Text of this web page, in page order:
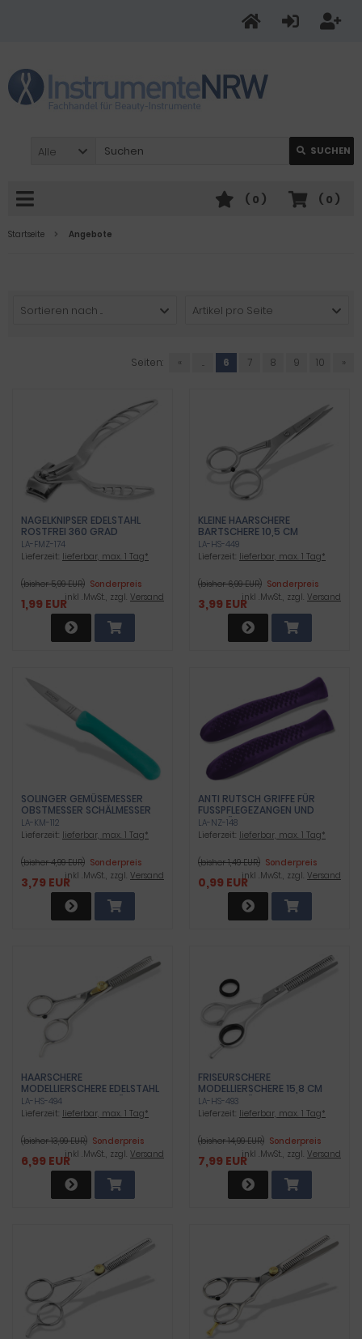
Alle SUCHEN
( 0 )
( 0 )
Startseite Angebote
Sortieren nach ... Artikel pro Seite
Seiten: « ... 6 7 8 9 10 »
NAGELKNIPSER EDELSTAHL
ROSTFREI 360 GRAD
LA-FMZ-174
Lieferzeit: lieferbar, max. 1 Tag*
(bisher 5,99 EUR) Sonderpreis
1,99 EURinkl .MwSt., zzgl. Versand
KLEINE HAARSCHERE
BARTSCHERE 10,5 CM
EDELSTAHL ROSTFREI
LA-HS-449
Lieferzeit: lieferbar, max. 1 Tag*
(bisher 6,99 EUR) Sonderpreis
3,99 EURinkl .MwSt., zzgl. Versand
SOLINGER GEMÜSEMESSER
OBSTMESSER SCHÄLMESSER
AUS ROSTFREIEN EDELSTAHL
ZUM SCHNEIDEN ODER
SCHÄLEN VON OBST &
GEMÜSE 18 CM
LA-KM-112
Lieferzeit: lieferbar, max. 1 Tag*
(bisher 4,99 EUR) Sonderpreis
3,79 EURinkl .MwSt., zzgl. Versand
ANTI RUTSCH GRIFFE FÜR
FUSSPFLEGEZANGEN UND M
ANIKÜREZANGEN LILA
LA-NZ-148
Lieferzeit: lieferbar, max. 1 Tag*
(bisher 1,49 EUR) Sonderpreis
0,99 EURinkl .MwSt., zzgl. Versand
HAARSCHERE
MODELLIERSCHERE EDELSTAHL
ROSTFREI ZUM AUSDÜNNEN
DER HAARE 15,7 CM
LA-HS-494
Lieferzeit: lieferbar, max. 1 Tag*
(bisher 13,99 EUR) Sonderpreis
6,99 EURinkl .MwSt., zzgl. Versand
FRISEURSCHERE
MODELLIERSCHERE 15,8 CM
ZUM AUSDÜNNEN UND
MODELLIEREN DER HAARE
LA-HS-493
Lieferzeit: lieferbar, max. 1 Tag*
(bisher 14,99 EUR) Sonderpreis
7,99 EURinkl .MwSt., zzgl. Versand